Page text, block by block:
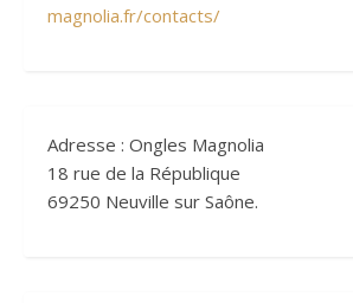
magnolia.fr/contacts/
Adresse : Ongles Magnolia
18 rue de la République
69250 Neuville sur Saône.